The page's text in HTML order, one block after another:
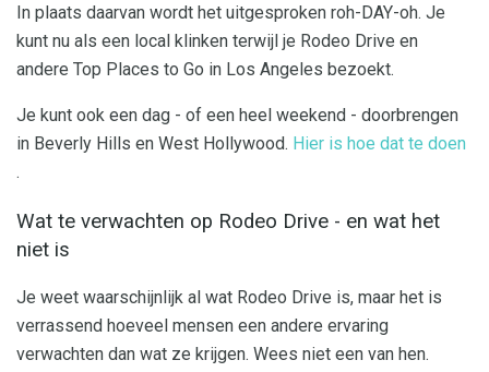
In plaats daarvan wordt het uitgesproken roh-DAY-oh. Je
kunt nu als een local klinken terwijl je Rodeo Drive en
andere Top Places to Go in Los Angeles bezoekt.
Je kunt ook een dag - of een heel weekend - doorbrengen
in Beverly Hills en West Hollywood. Hier is hoe dat te doen
.
Wat te verwachten op Rodeo Drive - en wat het
niet is
Je weet waarschijnlijk al wat Rodeo Drive is, maar het is
verrassend hoeveel mensen een andere ervaring
verwachten dan wat ze krijgen. Wees niet een van hen.